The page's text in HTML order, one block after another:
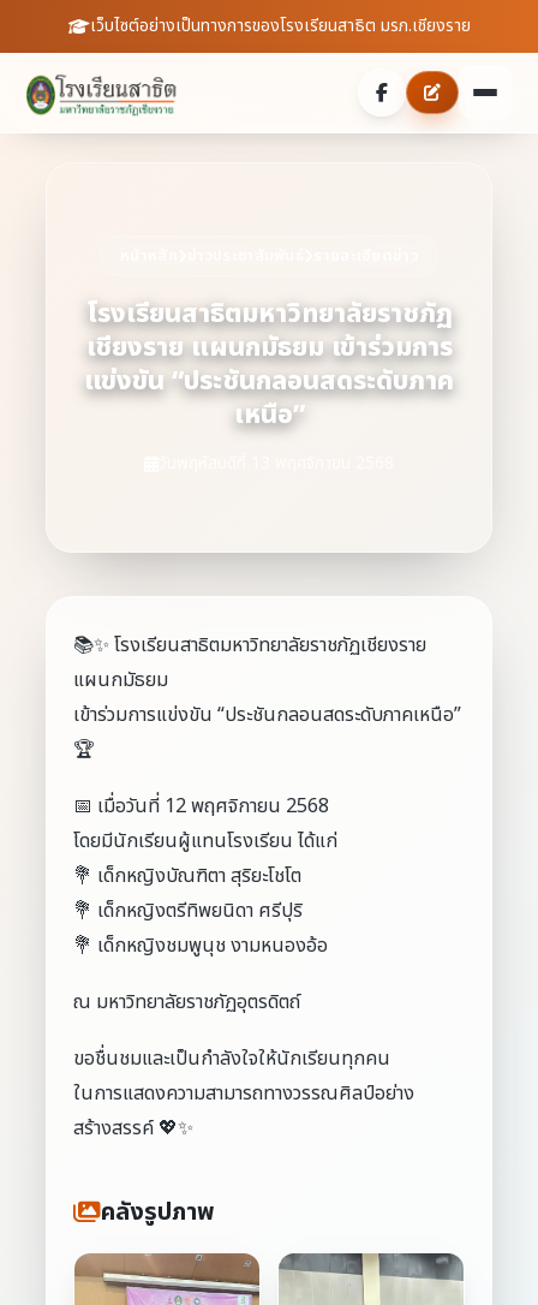
เว็บไซต์อย่างเป็นทางการของโรงเรียนสาธิต มรภ.เชียงราย
ประวัติความเป็นมา
บุคลากร
สถิตินักเรียน
ประชาสัมพันธ์
ข่าวสารจากโรงเรียน
สายตรงผู้อำนวยการ
โรงเรียนสาธิตมหาวิทยาลัยราชภัฏ
เชียงราย แผนกมัธยม เข้าร่วมการ
แข่งขัน “ประชันกลอนสดระดับภาค
เหนือ”
📚✨ โรงเรียนสาธิตมหาวิทยาลัยราชภัฏเชียงราย
แผนกมัธยม
เข้าร่วมการแข่งขัน “ประชันกลอนสดระดับภาคเหนือ”
🏆
📅 เมื่อวันที่ 12 พฤศจิกายน 2568
โดยมีนักเรียนผู้แทนโรงเรียน ได้แก่
💐 เด็กหญิงบัณฑิตา สุริยะโชโต
💐 เด็กหญิงตรีทิพยนิดา ศรีปุริ
💐 เด็กหญิงชมพูนุช งามหนองอ้อ
ณ มหาวิทยาลัยราชภัฏอุตรดิตถ์
ขอชื่นชมและเป็นกำลังใจให้นักเรียนทุกคน
ในการแสดงความสามารถทางวรรณศิลป์อย่าง
สร้างสรรค์ 💖✨
คลังรูปภาพ